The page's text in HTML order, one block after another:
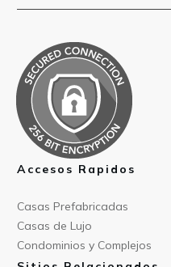
Accesos Rapidos
Casas Prefabricadas
Casas de Lujo
Condominios y Complejos